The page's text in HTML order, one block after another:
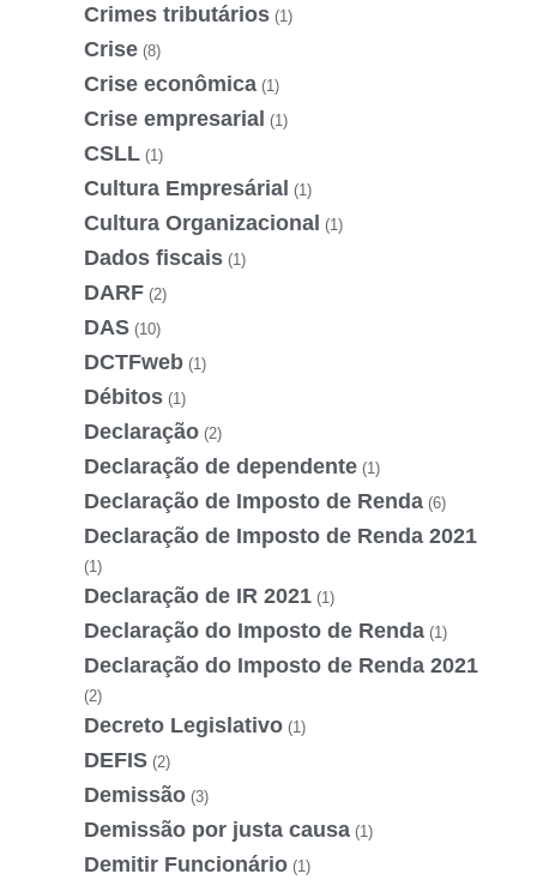
Crimes tributários (1)
Crise (8)
Crise econômica (1)
Crise empresarial (1)
CSLL (1)
Cultura Empresárial (1)
Cultura Organizacional (1)
Dados fiscais (1)
DARF (2)
DAS (10)
DCTFweb (1)
Débitos (1)
Declaração (2)
Declaração de dependente (1)
Declaração de Imposto de Renda (6)
Declaração de Imposto de Renda 2021
(1)
Declaração de IR 2021 (1)
Declaração do Imposto de Renda (1)
Declaração do Imposto de Renda 2021
(2)
Decreto Legislativo (1)
DEFIS (2)
Demissão (3)
Demissão por justa causa (1)
Demitir Funcionário (1)